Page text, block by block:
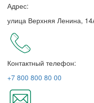
Адрес:
улица Верхняя Ленина,
Контактный телефон:
+7 800 800 80 00